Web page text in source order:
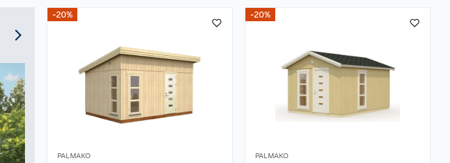
-20%
PALMAKO
-20%
PALMAKO